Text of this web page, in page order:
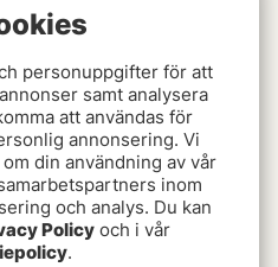
Vision Aslak Sunglasses
Brown
549 kr
Slutsåld
personuppgifter för att
samt analysera
att användas för
annonsering. Vi
din användning av vår
inom
och analys. Du kan
Policy och i vår
.